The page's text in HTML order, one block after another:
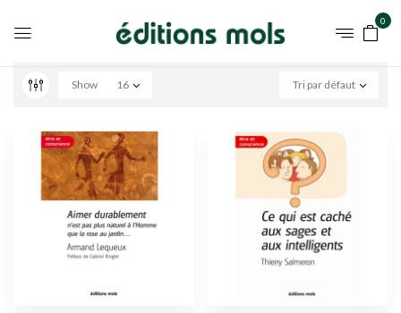
0
Tri par défaut
Show 16